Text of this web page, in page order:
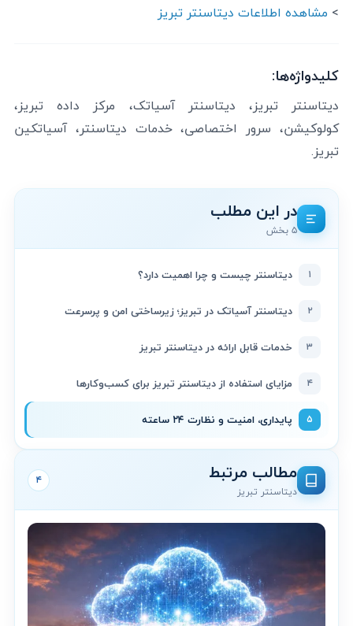
> مشاهده اطلاعات دیتاسنتر تبریز
کلیدواژه‌ها:
دیتاسنتر تبریز، دیتاسنتر آسیاتک، مرکز داده تبریز،
کولوکیشن، سرور اختصاصی، خدمات دیتاسنتر، آسیاتکین
تبریز.
در این مطلب
۵ بخش
۱ دیتاسنتر چیست و چرا اهمیت دارد؟
۲ دیتاسنتر آسیاتک در تبریز؛ زیرساختی امن و پرسرعت
۳ خدمات قابل ارائه در دیتاسنتر تبریز
۴ مزایای استفاده از دیتاسنتر تبریز برای کسب‌وکارها
۵ پایداری، امنیت و نظارت ۲۴ ساعته
مطالب مرتبط
دیتاسنتر تبریز
۴